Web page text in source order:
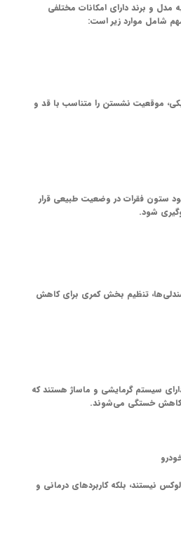
و برند دارای امکانات مختلفی
شامل موارد زیر است:
موقعیت نشستن را متناسب با قد و
ستون فقرات در وضعیت طبیعی قرار
شود.
تنظیم بخش کمری برای کاهش
سیستم گرمایشی و ماساژ هستند که
خستگی می‌شوند.
نیستند، بلکه کاربردهای درمانی و